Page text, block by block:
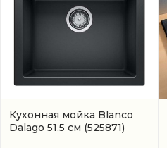
Кухонная мойка Blanco
Dalago 51,5 см (525871)